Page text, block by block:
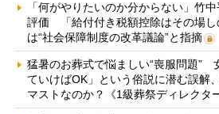
「何がやりたいのか分からない」竹
評価 「給付付き税額控除はその場し
は“社会保障制度の改革議論”と指摘
猛暑のお葬式で悩ましい“喪服問題”
ていけばOK」という俗説に潜む誤解
マストなのか？《1級葬祭ディレクタ